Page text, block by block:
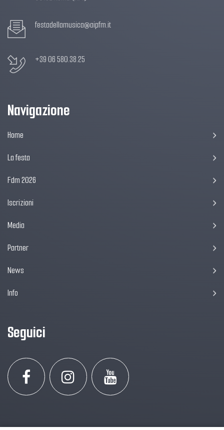
festadellamusica@aipfm.it
+39 06 580.38.25
Navigazione
Home
La festa
Fdm 2026
Iscrizioni
Media
Partner
News
Info
Seguici